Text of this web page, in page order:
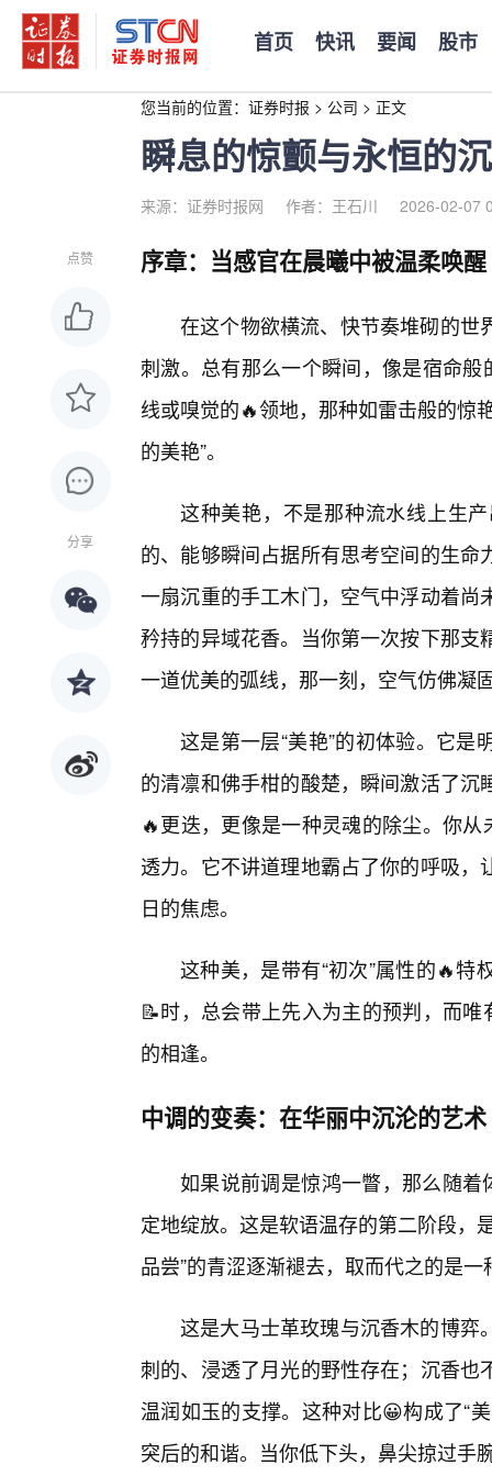
首页 快讯 要闻 股市
您当前的位置： 证券时报 > 公司 > 正文
瞬息的惊颤与永恒的
来源：证券时报网 作者：王石川 2026-02-07
点赞
分享
序章：当感官在晨曦中被温柔唤醒
在这个物欲横流、快节奏堆砌的世
刺激。总有那么一个瞬间，像是宿命
线或嗅觉的🔥领地，那种如雷击般的惊
的美艳”。
这种美艳，不是那种流水线上生
的、能够瞬间占据所有思考空间的生
一扇沉重的手工木门，空气中浮动着
矜持的异域花香。当你第一次按下那
一道优美的弧线，那一刻，空气仿佛凝
这是第一层“美艳”的初体验。它
的清凛和佛手柑的酸楚，瞬间激活了
🔥更迭，更像是一种灵魂的除尘。你
透力。它不讲道理地霸占了你的呼吸
日的焦虑。
这种美，是带有“初次”属性的🔥
📝时，总会带上先入为主的预判，而
的相逢。
中调的变奏：在华丽中沉沦的艺术
如果说前调是惊鸿一瞥，那么随着
定地绽放。这是软语温存的第二阶段，
品尝”的青涩逐渐褪去，取而代之的是
这是大马士革玫瑰与沉香木的博弈
刺的、浸透了月光的野性存在；沉香
温润如玉的支撑。这种对比😀构成了“
突后的和谐。当你低下头，鼻尖掠过手